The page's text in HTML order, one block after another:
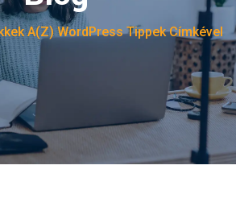
A(z) WordPress Tippek Címkével